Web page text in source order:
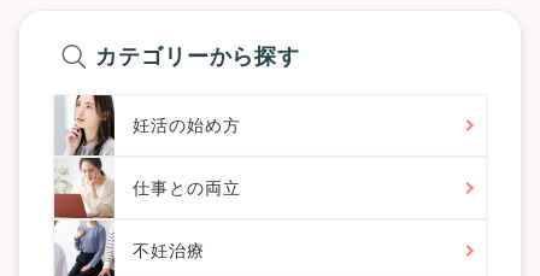
カテゴリーから探す
妊活の始め方
仕事との両立
不妊治療